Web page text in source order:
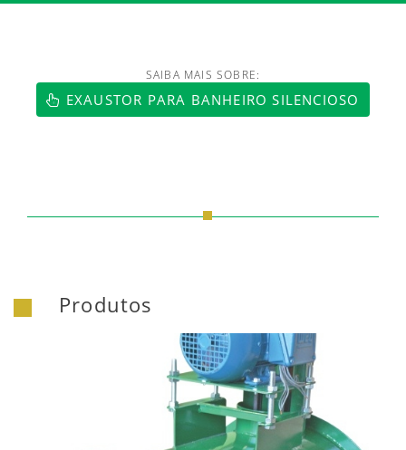
https://www.luftmaxi.com.br/
SAIBA MAIS SOBRE:
EXAUSTOR PARA BANHEIRO SILENCIOSO
Produtos